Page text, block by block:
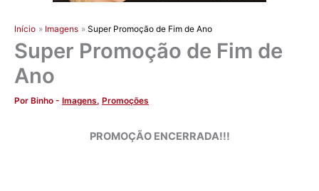
Início Imagens Super Promoção de Fim de Ano
Super Promoção de Fim de
Ano
Por Binho - Imagens, Promoções
PROMOÇÃO ENCERRADA!!!